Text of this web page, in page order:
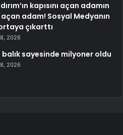
kapısını açan adamın
açan adam! Sosyal Medyanın
çıkarttı
2026
sayesinde milyoner oldu
2026